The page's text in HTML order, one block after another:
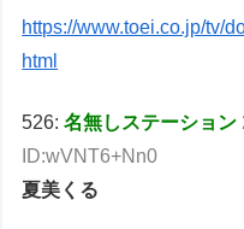
https://www.toei.co.jp/tv/
html
526:名無しステーション
ID:wVNT6+Nn0
夏美くる